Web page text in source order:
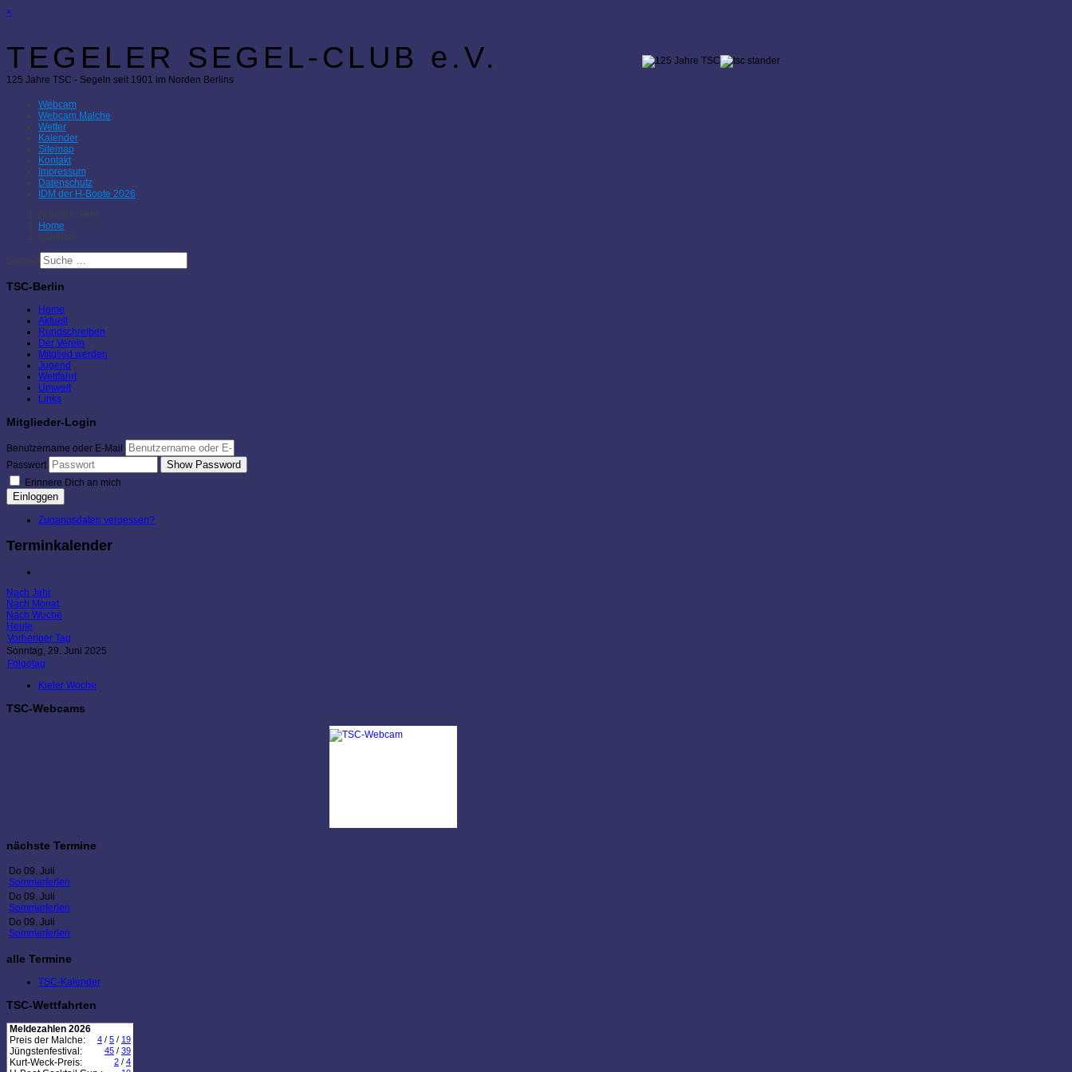
×
TEGELER SEGEL-CLUB e.V.
125 Jahre TSC - Segeln seit 1901 im Norden Berlins
Webcam
Webcam Malche
Wetter
Kalender
Sitemap
Kontakt
Impressum
Datenschutz
IDM der H-Boote 2026
Aktuelle Seite:
Home
Kalender
Suchen
TSC-Berlin
Home
Aktuell
Rundschreiben
Der Verein
Mitglied werden
Jugend
Wettfahrt
Umwelt
Links
Mitglieder-Login
Benutzername oder E-Mail
Passwort
Show Password
Erinnere Dich an mich
Einloggen
Zugangsdaten vergessen?
Terminkalender
Nach Jahr
Nach Monat
Nach Woche
Heute
Vorheriger Tag
Sonntag, 29. Juni 2025
Folgetag
Kieler Woche
TSC-Webcams
nächste Termine
Do 09. Juli
Sommerferien
Do 09. Juli
Sommerferien
Do 09. Juli
Sommerferien
alle Termine
TSC-Kalender
TSC-Wettfahrten
Meldezahlen 2026
Preis der Malche:
4 / 5 / 19
Jüngstenfestival: 45 / 39
Kurt-Weck-Preis: 2 / 4